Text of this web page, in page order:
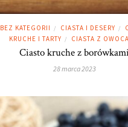
BEZ KATEGORII / CIASTA I DESERY /
KRUCHE I TARTY / CIASTA Z
Ciasto kruche z borówkami
28 marca 2023